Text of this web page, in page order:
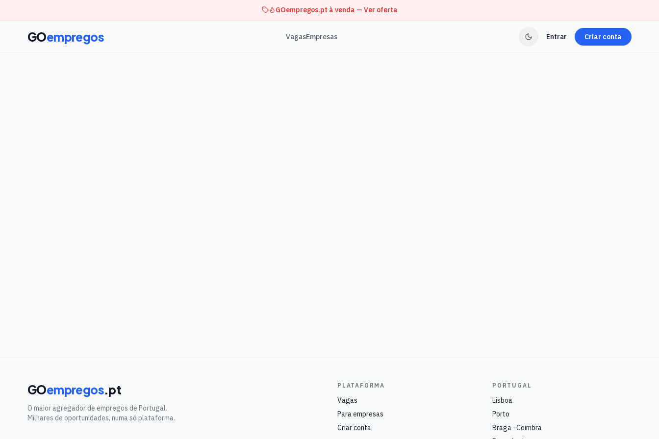
GOempregos.pt à venda — Ver oferta
GOempregos VagasEmpresas Entrar Criar conta
GOempregos.pt
O maior agregador de empregos de Portugal.
Milhares de oportunidades, numa só plataforma.
PLATAFORMA
Vagas
Para empresas
Criar conta
PORTUGAL
Lisboa
Porto
Braga · Coimbra